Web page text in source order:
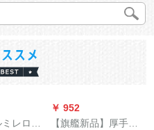
レロマ
￥ 952
【旗艦新品】厚手の